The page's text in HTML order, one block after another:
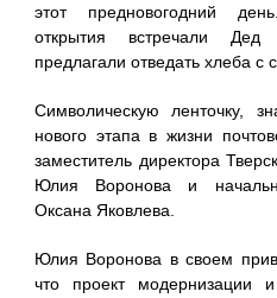
этот предновогодний
открытия встречали
предлагали отведать хлеба с
Символическую ленточку,
нового этапа в жизни
заместитель директора
Юлия Воронова и
Оксана Яковлева.
Юлия Воронова в своем
что проект модернизации и